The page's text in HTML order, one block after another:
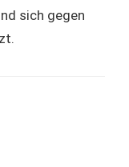
sich gegen